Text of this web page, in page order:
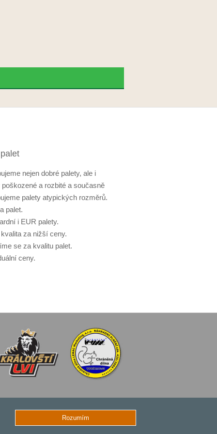
nejen dobré palety, ale i
poškozené a rozbité a současně
palety atypických rozměrů.
palet.
i EUR palety.
kvalita za nižší ceny.
se za kvalitu palet.
ceny.